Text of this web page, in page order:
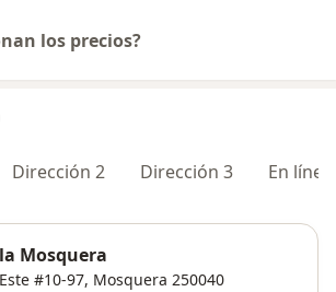
los precios?
Dirección 2 Dirección 3 En línea
Mosquera
#10-97, Mosquera 250040